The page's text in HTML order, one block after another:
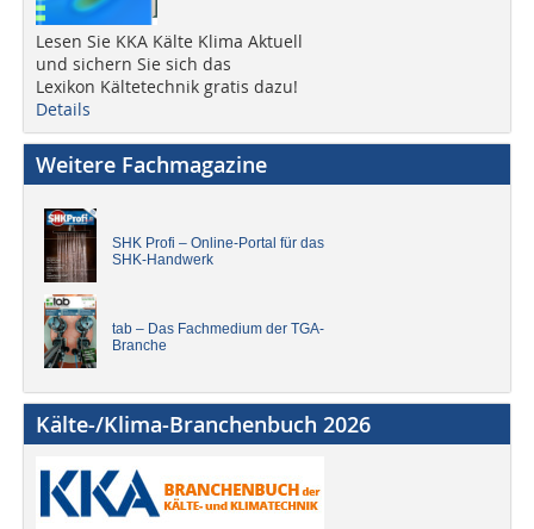
Lesen Sie KKA Kälte Klima Aktuell
und sichern Sie sich das
Lexikon Kältetechnik gratis dazu!
Details
Weitere Fachmagazine
SHK Profi – Online-Portal für das
SHK-Handwerk
tab – Das Fachmedium der TGA-
Branche
Kälte-/Klima-Branchenbuch 2026